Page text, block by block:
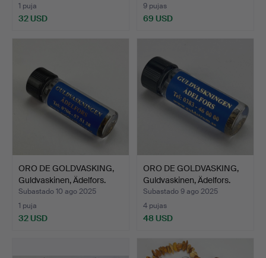
1 puja
32 USD
9 pujas
69 USD
ORO DE GOLDVASKING,
Guldvaskinen, Ädelfors.
Subastado 10 ago 2025
1 puja
32 USD
ORO DE GOLDVASKING,
Guldvaskinen, Ädelfors.
Subastado 9 ago 2025
4 pujas
48 USD